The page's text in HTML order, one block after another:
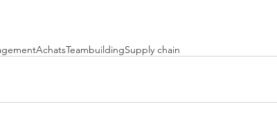
AchatsTeambuildingSupply chain